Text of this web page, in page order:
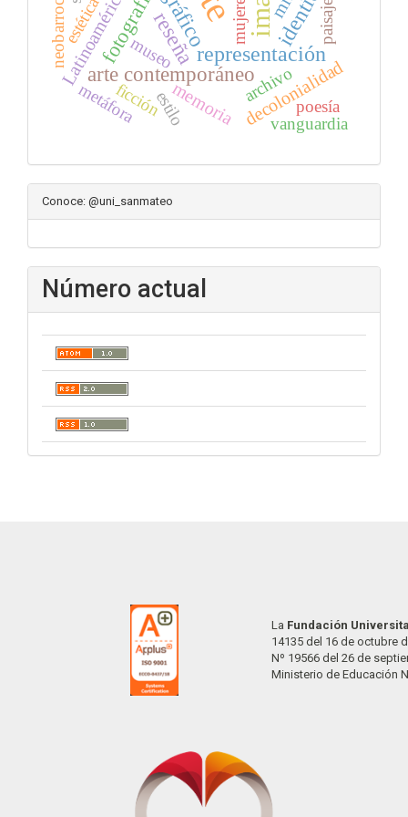
representación
reseña
fotografía
arte contemporáneo
Latinoamérica
decolonialidad
memoria archivo
estilo
ficción
metáfora
mujeres
neobarrocoestética
poesía
paisaje
museo
vanguardia
Conoce: @uni_sanmateo
Número actual
La Fundación
14135 del 16 de octubre
Nº 19566 del 26 de
Ministerio de Educación